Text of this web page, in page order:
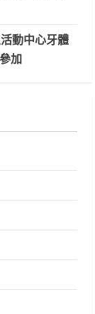
動中心牙體
加